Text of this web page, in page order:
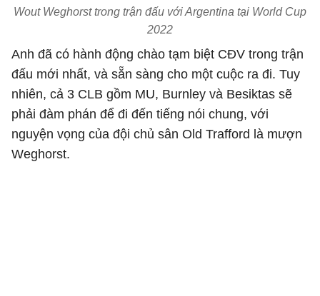
Wout Weghorst trong trận đấu với Argentina tại World Cup
2022
Anh đã có hành động chào tạm biệt CĐV trong trận
đấu mới nhất, và sẵn sàng cho một cuộc ra đi. Tuy
nhiên, cả 3 CLB gồm MU, Burnley và Besiktas sẽ
phải đàm phán để đi đến tiếng nói chung, với
nguyện vọng của đội chủ sân Old Trafford là mượn
Weghorst.